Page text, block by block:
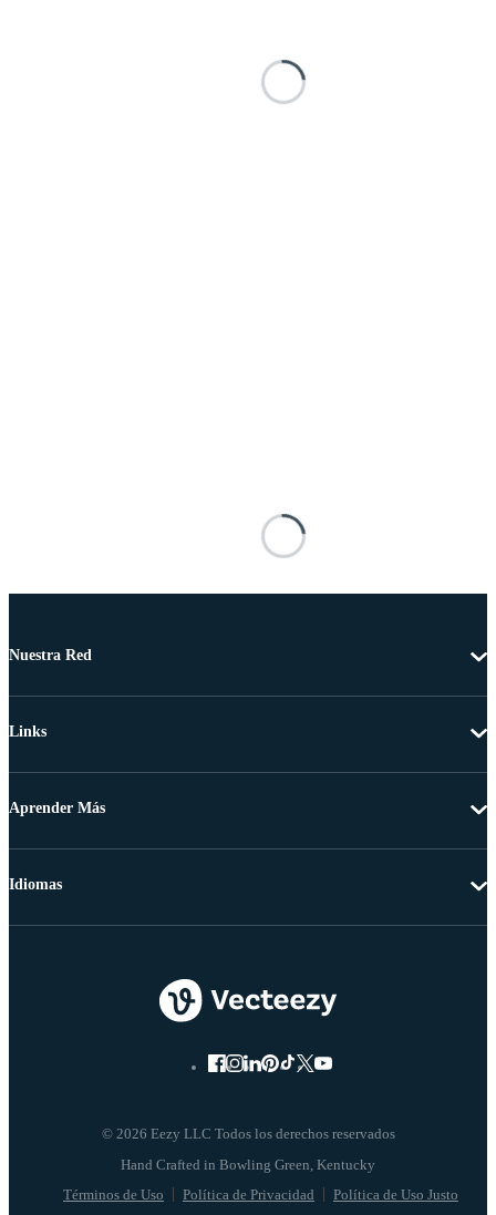
Nuestra Red
Links
Aprender Más
© 2026 Eezy LLC Todos los derechos reservados
Términos de Uso Política de Privacidad Política de Uso Justo
Idiomas